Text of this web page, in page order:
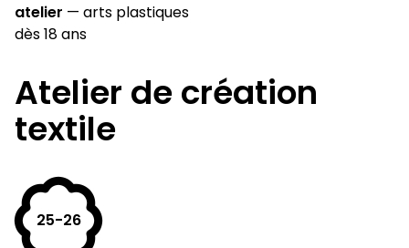
atelier — arts plastiques
dès 18 ans
Atelier de création
textile
25-26